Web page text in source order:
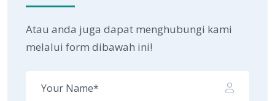
Atau anda juga dapat menghubungi kami
melalui form dibawah ini!